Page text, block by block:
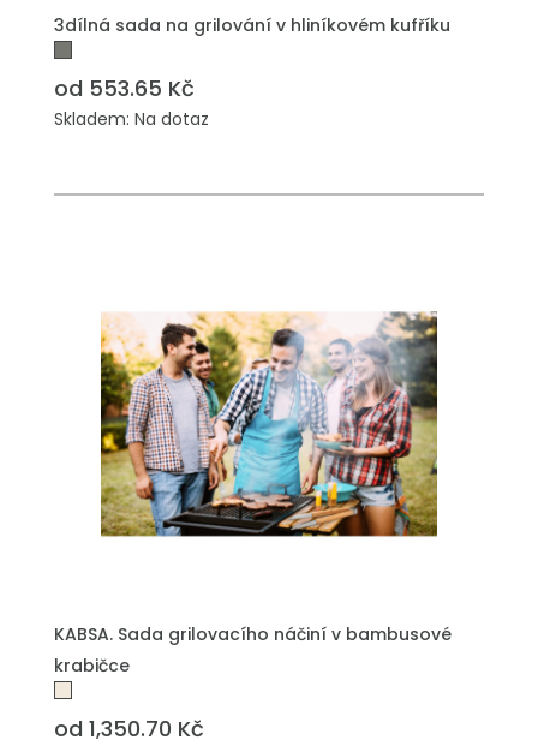
3dílná sada na grilování v hliníkovém kufříku
od 553.65 Kč
Skladem: Na dotaz
KABSA. Sada grilovacího náčiní v bambusové
krabičce
od 1,350.70 Kč